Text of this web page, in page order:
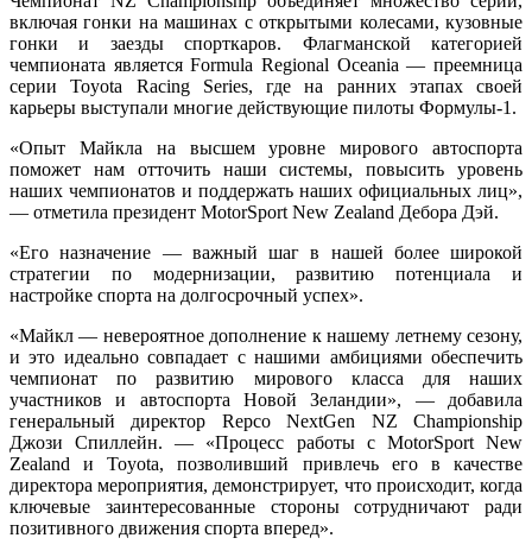
включая гонки на машинах с открытыми колесами, кузовные
гонки и заезды спорткаров. Флагманской категорией
чемпионата является Formula Regional Oceania — преемница
серии Toyota Racing Series, где на ранних этапах своей
карьеры выступали многие действующие пилоты Формулы-1.
«Опыт Майкла на высшем уровне мирового автоспорта
поможет нам отточить наши системы, повысить уровень
наших чемпионатов и поддержать наших официальных лиц»,
— отметила президент MotorSport New Zealand Дебора Дэй.
«Его назначение — важный шаг в нашей более широкой
стратегии по модернизации, развитию потенциала и
настройке спорта на долгосрочный успех».
«Майкл — невероятное дополнение к нашему летнему сезону,
и это идеально совпадает с нашими амбициями обеспечить
чемпионат по развитию мирового класса для наших
участников и автоспорта Новой Зеландии», — добавила
генеральный директор Repco NextGen NZ Championship
Джози Спиллейн. — «Процесс работы с MotorSport New
Zealand и Toyota, позволивший привлечь его в качестве
директора мероприятия, демонстрирует, что происходит, когда
ключевые заинтересованные стороны сотрудничают ради
позитивного движения спорта вперед».